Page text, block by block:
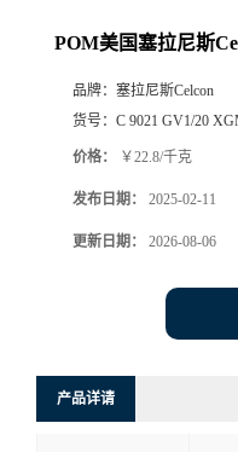
POM美国塞拉尼斯
品牌： 塞拉尼斯Celcon
货号： C 9021 GV1/20
价格： ￥22.8/千克
发布日期： 2025-02-11
更新日期： 2026-08-06
产品详请